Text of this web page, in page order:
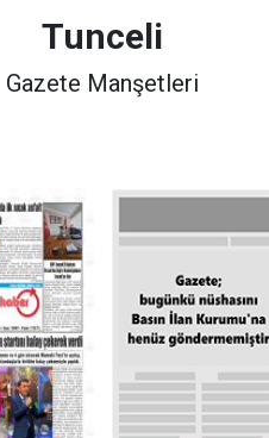
UĞRAŞILARI...
Tunceli
Gazete Manşetleri